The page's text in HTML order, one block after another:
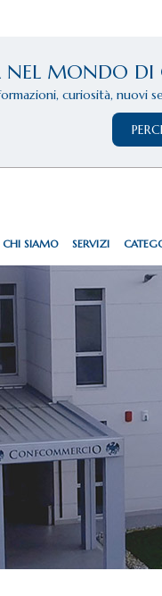
NEL MONDO
curiosità, nuovi
CHI SIAMO SERVIZI